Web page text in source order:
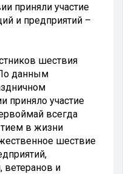
приняли участие
и предприятий –
шествия
данным
приняло участие
всегда
в жизни
шествие
ветеранов и